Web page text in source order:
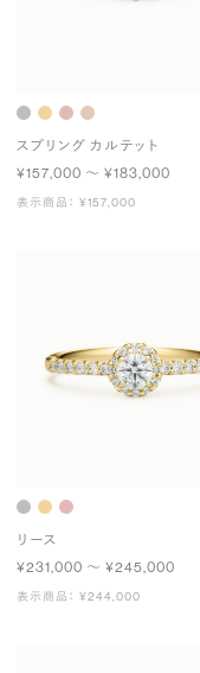
スプリング カルテット
¥157,000 〜 ¥183,000
表示商品： ¥157,000
リース
¥231,000 〜 ¥245,000
表示商品： ¥244,000